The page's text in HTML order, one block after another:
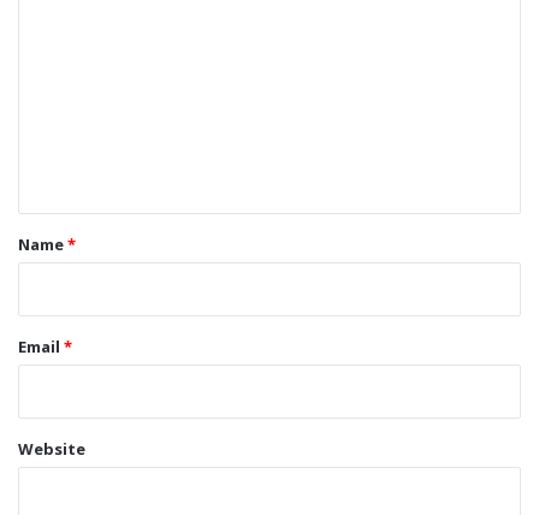
*Name*
Email *
Website